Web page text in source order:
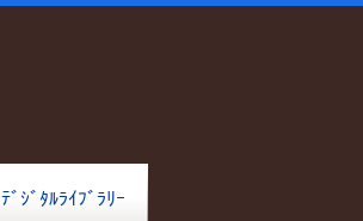
ﾃﾞｼﾞﾀﾙﾗｲﾌﾞﾗﾘｰ